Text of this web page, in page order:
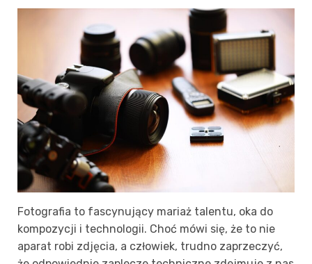
Fotografia to fascynujący mariaż talentu, oka do
kompozycji i technologii. Choć mówi się, że to nie
aparat robi zdjęcia, a człowiek, trudno zaprzeczyć,